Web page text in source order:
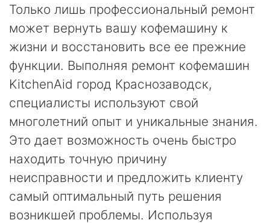
Только лишь профессиональный ремонт
может вернуть вашу кофемашину к
жизни и восстановить все ее прежние
функции. Выполняя ремонт кофемашин
KitchenAid город Краснозаводск,
специалисты используют свой
многолетний опыт и уникальные знания.
Это дает возможность очень быстро
находить точную причину
неисправности и предложить клиенту
самый оптимальный путь решения
возникшей проблемы. Используя